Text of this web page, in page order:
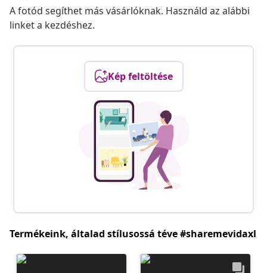
A fotód segíthet más vásárlóknak. Használd az alábbi
linket a kezdéshez.
Kép feltöltése
Termékeink, általad stílusossá téve #sharemevidaxl